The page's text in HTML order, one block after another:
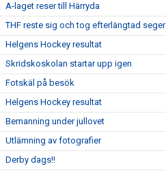
A-laget reser till Härryda
THF reste sig och tog efterlängtad seger
Helgens Hockey resultat
Skridskoskolan startar upp igen
Fotskäl på besök
Helgens Hockey resultat
Bemanning under jullovet
Utlämning av fotografier
Derby dags!!